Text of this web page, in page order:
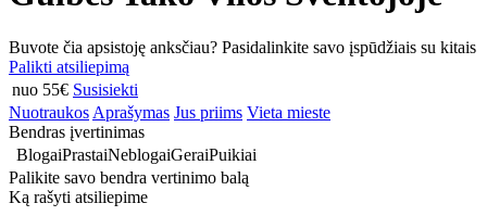
Buvote čia apsistoję anksčiau? Pasidalinkite savo įspūdžiais su kitais
Palikti atsiliepimą
nuo 55€ Susisiekti
Nuotraukos Aprašymas Jus priims Vieta mieste
Bendras įvertinimas
BlogaiPrastaiNeblogaiGeraiPuikiai
Palikite savo bendra vertinimo balą
Ką rašyti atsiliepime